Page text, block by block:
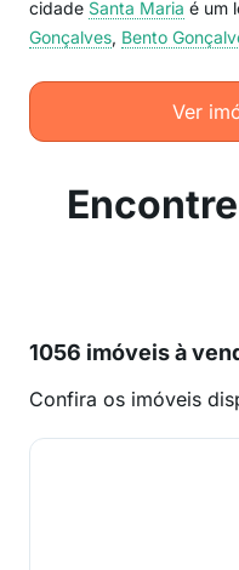
cidade Santa Maria é um
Gonçalves, Bento
Ver
1056 imóveis à
Confira os imóveis